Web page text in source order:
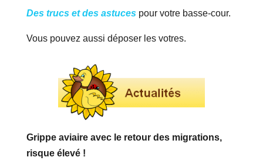
Des trucs et des astucespour votre basse-cour.
Vous pouvez aussi déposer les votres.
Grippe aviaire avec le retour des migrations,
risque élevé !